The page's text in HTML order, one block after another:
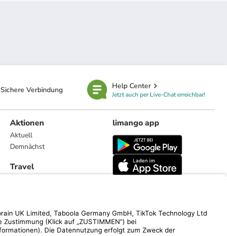
Sichere Verbindung Help Center
Jetzt auch per Live-Chat erreichbar!
Aktionen
Aktuell
Demnächst
Travel
limango app